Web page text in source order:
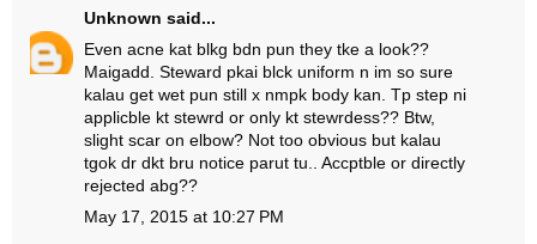
Unknown said...
Even acne kat blkg bdn pun they tke a look??
Maigadd. Steward pkai blck uniform n im so sure
kalau get wet pun still x nmpk body kan. Tp step ni
applicble kt stewrd or only kt stewrdess?? Btw,
slight scar on elbow? Not too obvious but kalau
tgok dr dkt bru notice parut tu.. Accptble or directly
rejected abg??
May 17, 2015 at 10:27 PM